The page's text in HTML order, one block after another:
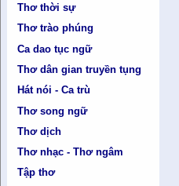
Thơ thời sự
Thơ trào phúng
Ca dao tục ngữ
Thơ dân gian truyền tụng
Hát nói - Ca trù
Thơ song ngữ
Thơ dịch
Thơ nhạc - Thơ ngâm
Tập thơ